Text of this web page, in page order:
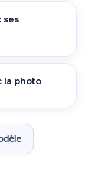
ses
la photo